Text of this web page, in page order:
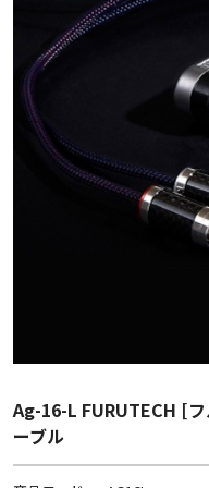
Ag-16-L FURUTECH [
ーブル